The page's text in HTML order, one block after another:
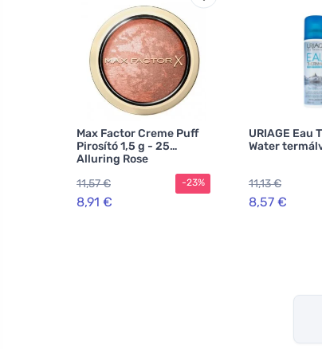
Max Factor Creme Puff
Pirosító 1,5 g - 25
Alluring Rose
11,57 €
8,91 €
-23%
URIAGE Eau
Water
11,13 €
8,57 €